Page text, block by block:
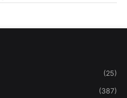
(25)
(387)